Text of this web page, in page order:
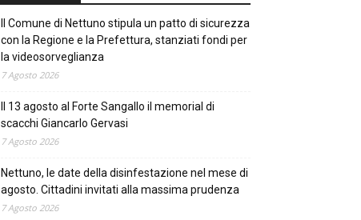
Il Comune di Nettuno stipula un patto di sicurezza
con la Regione e la Prefettura, stanziati fondi per
la videosorveglianza
7 Agosto 2026
Il 13 agosto al Forte Sangallo il memorial di
scacchi Giancarlo Gervasi
7 Agosto 2026
Nettuno, le date della disinfestazione nel mese di
agosto. Cittadini invitati alla massima prudenza
7 Agosto 2026